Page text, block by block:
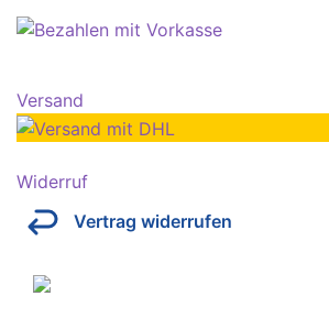
Versand
Widerruf
Vertrag widerrufen